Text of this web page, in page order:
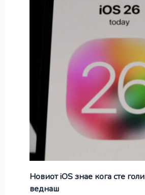
Новиот iOS знае кога сте
веднаш